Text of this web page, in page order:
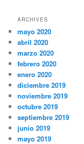
ARCHIVES
mayo 2020
abril 2020
marzo 2020
febrero 2020
enero 2020
diciembre 2019
noviembre 2019
octubre 2019
septiembre 2019
junio 2019
mayo 2019